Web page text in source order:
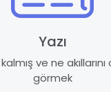
Yazı
ve ne
görmek